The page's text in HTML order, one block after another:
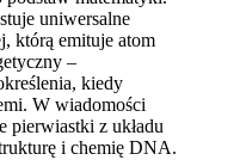
uniwersalne
którą emituje atom
–
kiedy
W wiadomości
pierwiastki z układu
i chemię DNA.